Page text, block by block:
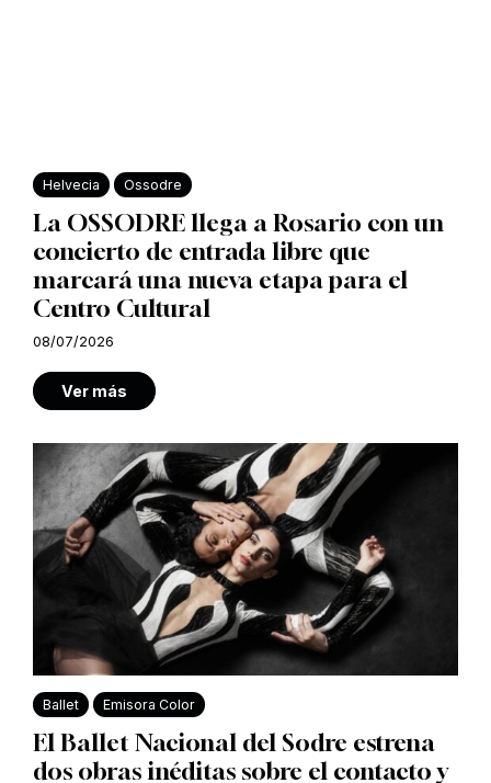
Helvecia Ossodre
La OSSODRE llega a Rosario con un
concierto de entrada libre que
marcará una nueva etapa para el
Centro Cultural
08/07/2026
Ver más
Ballet Emisora Color
El Ballet Nacional del Sodre estrena
dos obras inéditas sobre el contacto y